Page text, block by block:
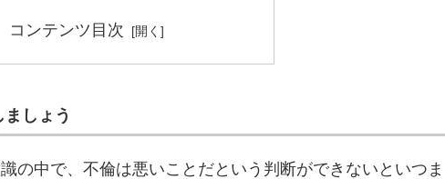
コンテンツ目次
しょう
の中で、不倫は悪いことだという判断ができないといつま